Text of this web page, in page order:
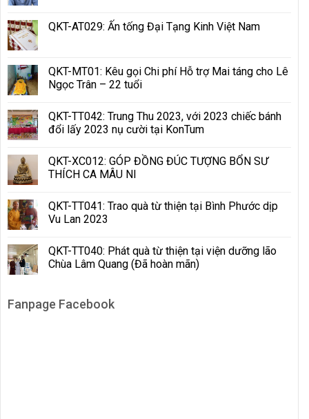
QKT-AT029: Ấn tống Đại Tạng Kinh Việt Nam
QKT-MT01: Kêu gọi Chi phí Hỗ trợ Mai táng cho Lê
Ngọc Trân – 22 tuổi
QKT-TT042: Trung Thu 2023, với 2023 chiếc bánh
đổi lấy 2023 nụ cười tại KonTum
QKT-XC012: GÓP ĐỒNG ĐÚC TƯỢNG BỔN SƯ
THÍCH CA MÂU NI
QKT-TT041: Trao quà từ thiện tại Bình Phước dịp
Vu Lan 2023
QKT-TT040: Phát quà từ thiện tại viện dưỡng lão
Chùa Lâm Quang (Đã hoàn mãn)
Fanpage Facebook